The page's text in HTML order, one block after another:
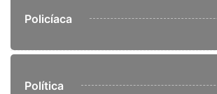
Policíaca
Política